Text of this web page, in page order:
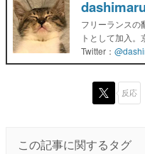
dashimaru
フリーランスの
トとして加入。
Twitter：
反応
この記事に関するタグ